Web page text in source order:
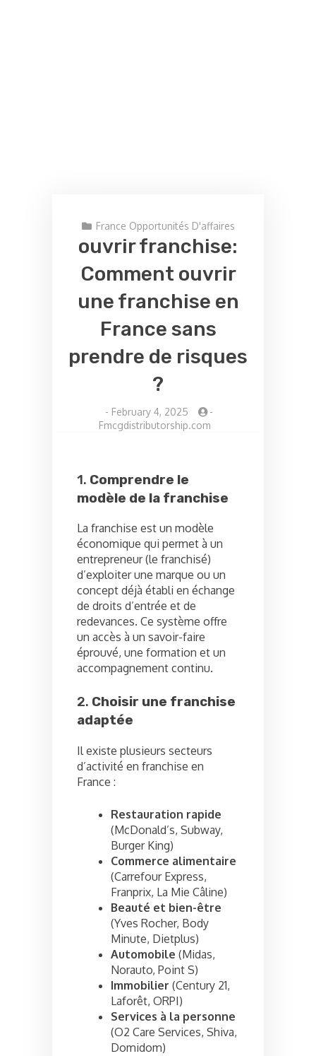
France Opportunités D'affaires
ouvrir franchise:
Comment ouvrir
une franchise en
France sans
prendre de risques
?
- February 4, 2025
-
Fmcgdistributorship.com
1. Comprendre le
modèle de la franchise
La franchise est un modèle
économique qui permet à un
entrepreneur (le franchisé)
d’exploiter une marque ou un
concept déjà établi en échange
de droits d’entrée et de
redevances. Ce système offre
un accès à un savoir-faire
éprouvé, une formation et un
accompagnement continu.
2. Choisir une franchise
adaptée
Il existe plusieurs secteurs
d’activité en franchise en
France :
Restauration rapide
(McDonald’s, Subway,
Burger King)
Commerce alimentaire
(Carrefour Express,
Franprix, La Mie Câline)
Beauté et bien-être
(Yves Rocher, Body
Minute, Dietplus)
Automobile (Midas,
Norauto, Point S)
Immobilier (Century 21,
Laforêt, ORPI)
Services à la personne
(O2 Care Services, Shiva,
Domidom)